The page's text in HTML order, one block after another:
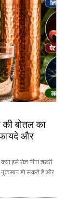
बोतल का
फायदे और
इसे रोज पीना जरूरी
नुकसान हो सकते हैं और